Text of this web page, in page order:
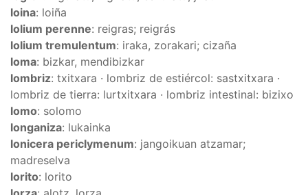
loina: loiña
lolium perenne: reigras; reigrás
lolium tremulentum: iraka, zorakari; cizaña
loma: bizkar, mendibizkar
lombriz: txitxara · lombriz de estiércol: sastxitxara ·
lombriz de tierra: lurtxitxara · lombriz intestinal: bizixo
lomo: solomo
longaniza: lukainka
lonicera periclymenum: jangoikuan atzamar;
madreselva
lorito: lorito